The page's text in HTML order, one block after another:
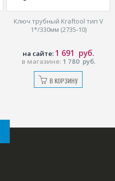
Ключ трубный Kraftool тип V
1*/330мм (2735-10)
в магазине: 1 780 руб.
на сайте: 1 691 руб.
В КОРЗИНУ